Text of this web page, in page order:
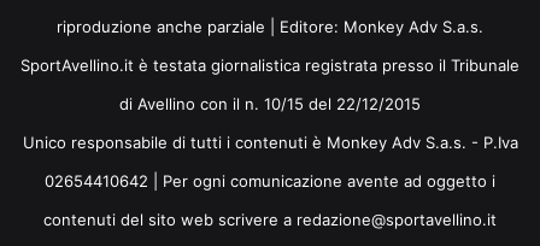
riproduzione anche parziale | Editore: Monkey Adv S.a.s.
SportAvellino.it è testata giornalistica registrata presso il Tribunale
di Avellino con il n. 10/15 del 22/12/2015
Unico responsabile di tutti i contenuti è Monkey Adv S.a.s. - P.Iva
02654410642 | Per ogni comunicazione avente ad oggetto i
contenuti del sito web scrivere a redazione@sportavellino.it